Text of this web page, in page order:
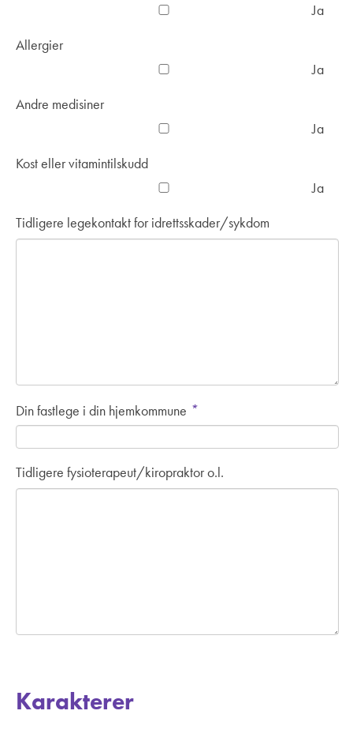
Ja
Allergier
Ja
Andre medisiner
Ja
Kost eller vitamintilskudd
Ja
Tidligere legekontakt for idrettsskader/sykdom
Din fastlege i din hjemkommune *
Tidligere fysioterapeut/kiropraktor o.l.
Karakterer